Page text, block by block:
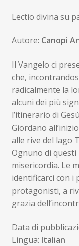
era:
Lectio divina su
Autore: Canopi
Il Vangelo ci
che,
radicalmente la
alcuni dei più
l’itinerario di
Giordano
alle rive del lago
Ognuno di questi
misericordia. Le
identificarci con i
protagonisti, a
grazia
Data di
Lingua: Italian